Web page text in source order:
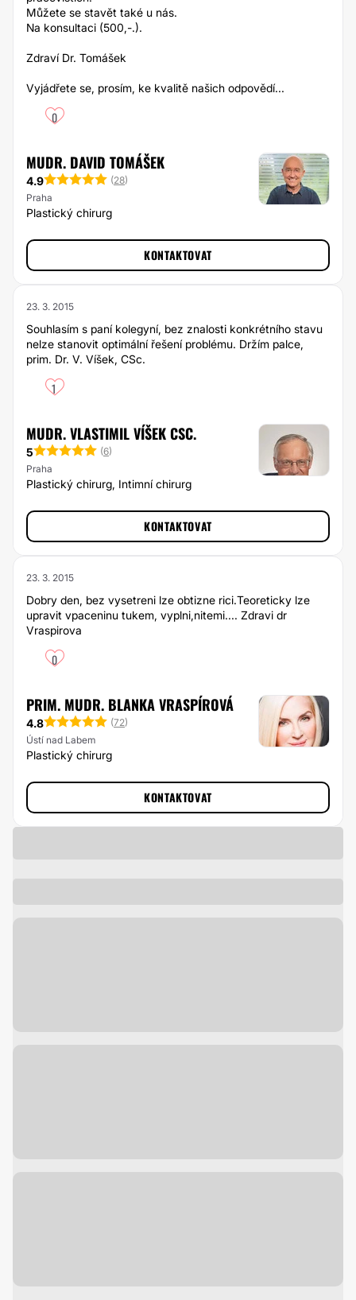
Můžete se stavět také u nás.
Na konsultaci (500,-.).
Zdraví Dr. Tomášek
Vyjádřete se, prosím, ke kvalitě našich odpovědí...
0
MUDR. DAVID TOMÁŠEK
4.9 (28)
Praha
Plastický chirurg
KONTAKTOVAT
23. 3. 2015
Souhlasím s paní kolegyní, bez znalosti konkrétního stavu
nelze stanovit optimální řešení problému. Držím palce,
prim. Dr. V. Víšek, CSc.
1
MUDR. VLASTIMIL VÍŠEK CSC.
5 (6)
Praha
Plastický chirurg, Intimní chirurg
KONTAKTOVAT
23. 3. 2015
Dobry den, bez vysetreni lze obtizne rici.Teoreticky lze
upravit vpaceninu tukem, vyplni,nitemi.... Zdravi ️dr
Vraspirova
0
PRIM. MUDR. BLANKA VRASPÍROVÁ
4.8 (72)
Ústí nad Labem
Plastický chirurg
KONTAKTOVAT